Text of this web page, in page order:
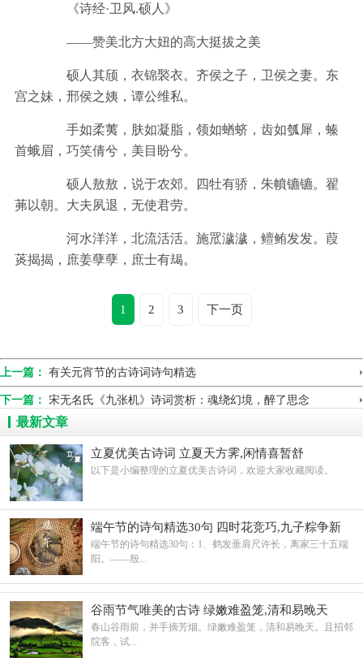
《诗经·卫风.硕人》
——赞美北方大妞的高大挺拔之美
硕人其颀，衣锦褧衣。齐侯之子，卫侯之妻。东
宫之妹，邢侯之姨，谭公维私。
手如柔荑，肤如凝脂，领如蝤蛴，齿如瓠犀，螓
首蛾眉，巧笑倩兮，美目盼兮。
硕人敖敖，说于农郊。四牡有骄，朱幩镳镳。翟
茀以朝。大夫夙退，无使君劳。
河水洋洋，北流活活。施罛濊濊，鳣鲔发发。葭
菼揭揭，庶姜孽孽，庶士有朅。
1 2 3 下一页
上一篇： 有关元宵节的古诗词诗句精选 ›
下一篇： 宋无名氏《九张机》诗词赏析：魂绕幻境，醉了思念 ›
最新文章
立夏优美古诗词 立夏天方霁,闲情喜暂舒
以下是小编整理的立夏优美古诗词，欢迎大家收藏阅读。
端午节的诗句精选30句 四时花竞巧,九子粽争新
端午节的诗句精选30句：1、鹤发垂肩尺许长，离家三十五端
阳。——殷...
谷雨节气唯美的古诗 绿嫩难盈笼,清和易晚天
春山谷雨前，并手摘芳烟。绿嫩难盈笼，清和易晚天。且招邻
院客，试...